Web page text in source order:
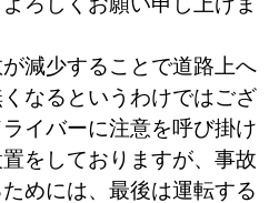
減少することで道路上へ
なるというわけではござ
イバーに注意を呼び掛け
をしておりますが、事故
めには、最後は運転する